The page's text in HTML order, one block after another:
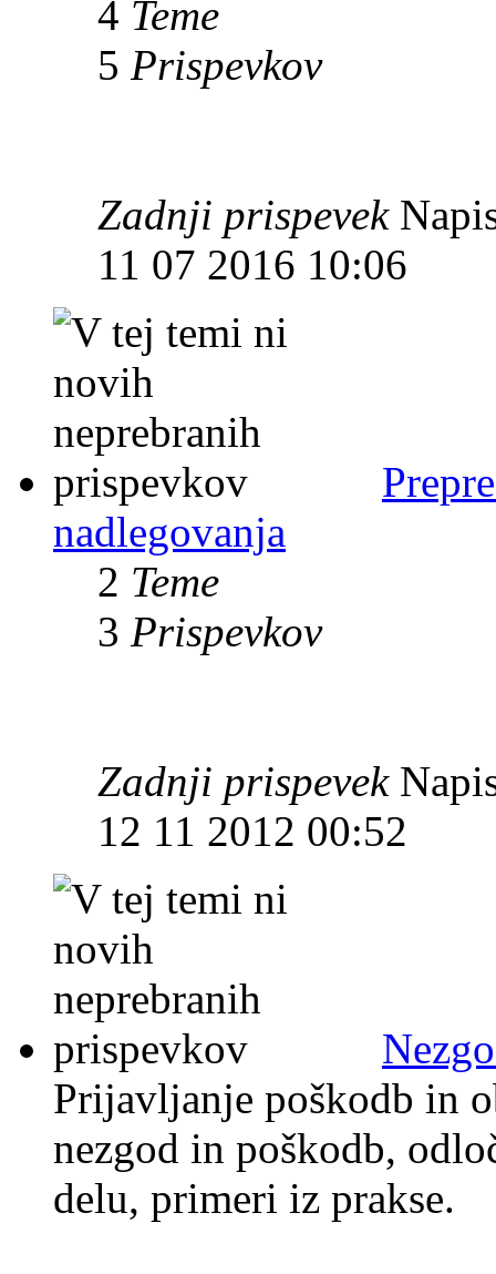
4 Teme
5 Prispevkov
Zadnji prispevek
11 07 2016 10:06
nadlegovanja
2 Teme
3 Prispevkov
Zadnji prispevek
12 11 2012 00:52
Prijavljanje poškodb in
nezgod in poškodb,
delu, primeri iz prakse.